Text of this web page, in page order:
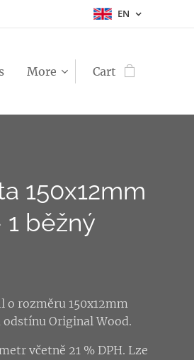
EN
More Cart
150x12mm
běžný
o rozměru 150x12mm
odstínu Original Wood.
včetně 21 % DPH. Lze